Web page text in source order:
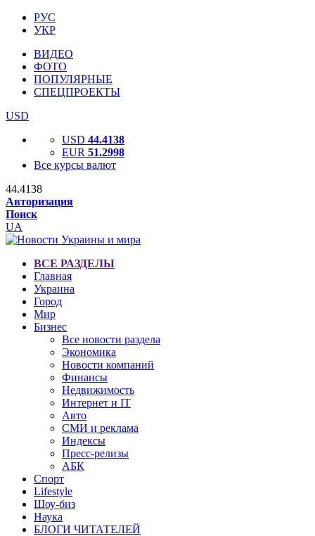
РУС
УКР
ВИДЕО
ФОТО
ПОПУЛЯРНЫЕ
СПЕЦПРОЕКТЫ
USD
USD 44.4138
EUR 51.2998
Все курсы валют
44.4138
Авторизация
Поиск
UA
ВСЕ РАЗДЕЛЫ
Главная
Украина
Город
Мир
Бизнес
Все новости раздела
Экономика
Новости компаний
Финансы
Недвижимость
Интернет и IT
Авто
СМИ и реклама
Индексы
Пресс-релизы
АБК
Спорт
Lifestyle
Шоу-биз
Наука
БЛОГИ ЧИТАТЕЛЕЙ